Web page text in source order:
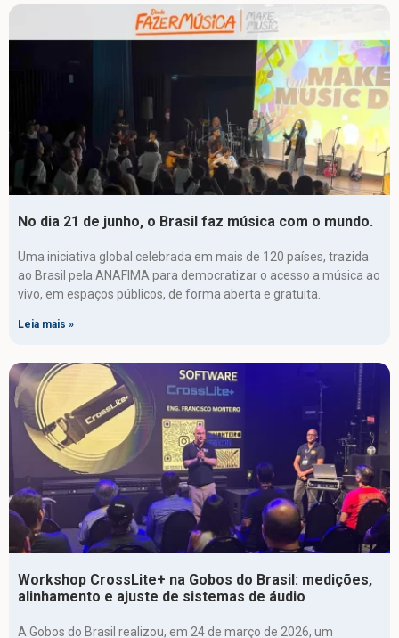
No dia 21 de junho, o Brasil faz música com o mundo.
Uma iniciativa global celebrada em mais de 120 países, trazida
ao Brasil pela ANAFIMA para democratizar o acesso a música ao
vivo, em espaços públicos, de forma aberta e gratuita.
Leia mais »
Workshop CrossLite+ na Gobos do Brasil: medições,
alinhamento e ajuste de sistemas de áudio
A Gobos do Brasil realizou, em 24 de março de 2026, um